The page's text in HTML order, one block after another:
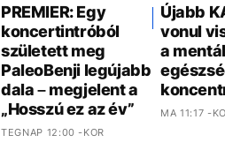
PREMIER: Egy
koncertintróból
született meg
PaleoBenji legújabb
dala – megjelent a
„Hosszú ez az év”
TEGNAP 12:00 -KOR
Újabb
vonul
a
MA 11:17 -